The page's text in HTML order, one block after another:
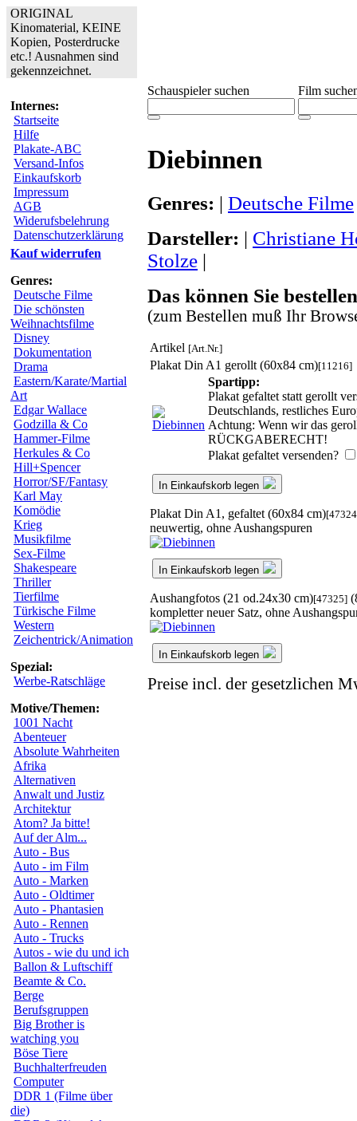
ORIGINAL
Kinomaterial, KEINE
Kopien, Posterdrucke
etc.! Ausnahmen sind
gekennzeichnet.
Internes:
Startseite
Hilfe
Plakate-ABC
Versand-Infos
Einkaufskorb
Impressum
AGB
Widerufsbelehrung
Datenschutzerklärung
Kauf widerrufen
Genres:
Deutsche Filme
Die schönsten
Weihnachtsfilme
Disney
Dokumentation
Drama
Eastern/Karate/Martial
Art
Edgar Wallace
Godzilla & Co
Hammer-Filme
Herkules & Co
Hill+Spencer
Horror/SF/Fantasy
Karl May
Komödie
Krieg
Musikfilme
Sex-Filme
Shakespeare
Thriller
Tierfilme
Türkische Filme
Western
Zeichentrick/Animation
Spezial:
Werbe-Ratschläge
Motive/Themen:
1001 Nacht
Abenteuer
Absolute Wahrheiten
Afrika
Alternativen
Anwalt und Justiz
Architektur
Atom? Ja bitte!
Auf der Alm...
Auto - Bus
Auto - im Film
Auto - Marken
Auto - Oldtimer
Auto - Phantasien
Auto - Rennen
Auto - Trucks
Autos - wie du und ich
Ballon & Luftschiff
Beamte & Co.
Berge
Berufsgruppen
Big Brother is
watching you
Böse Tiere
Buchhalterfreuden
Computer
DDR 1 (Filme über
die)
Schauspieler suchen Film
Diebinnen
Genres: | Deutsche Filme
Darsteller: | Christiane
Stolze |
Das können Sie
(zum Bestellen muß Ihr
Artikel [Art.Nr.]
Plakat Din A1 gerollt (60x84 cm)[11216]
Spartipp:
Plakat gefaltet statt gerollt
Deutschlands, restliches
Achtung: Wenn wir das
RÜCKGABERECHT!
Plakat gefaltet versenden?
In Einkaufskorb legen
Plakat Din A1, gefaltet (60x84 cm)
neuwertig, ohne Aushangspuren
In Einkaufskorb legen
Aushangfotos (21 od.24x30 cm)[47325]
kompletter neuer Satz, ohne
In Einkaufskorb legen
Preise incl. der gesetzlichen